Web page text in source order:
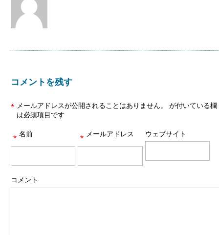
コメントを残す
メールアドレスが公開されることはありません。
*
が付いている欄
は必須項目です
名前
* メールアドレス
* ウェブサイト
コメント